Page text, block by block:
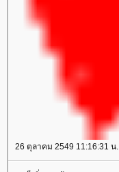
26 ตุลาคม 2549 11:16:31 น.